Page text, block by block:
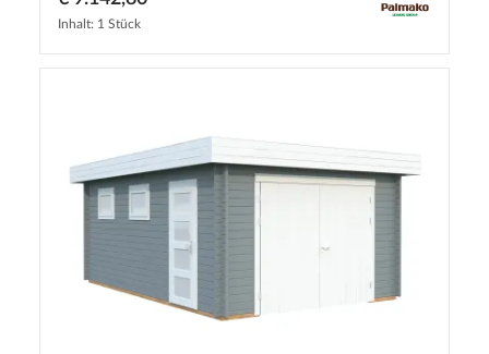
Inhalt: 1 Stück